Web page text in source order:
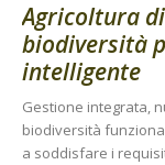
Agricoltura
biodiversità
intelligente
Gestione integrata,
biodiversità
a soddisfare i